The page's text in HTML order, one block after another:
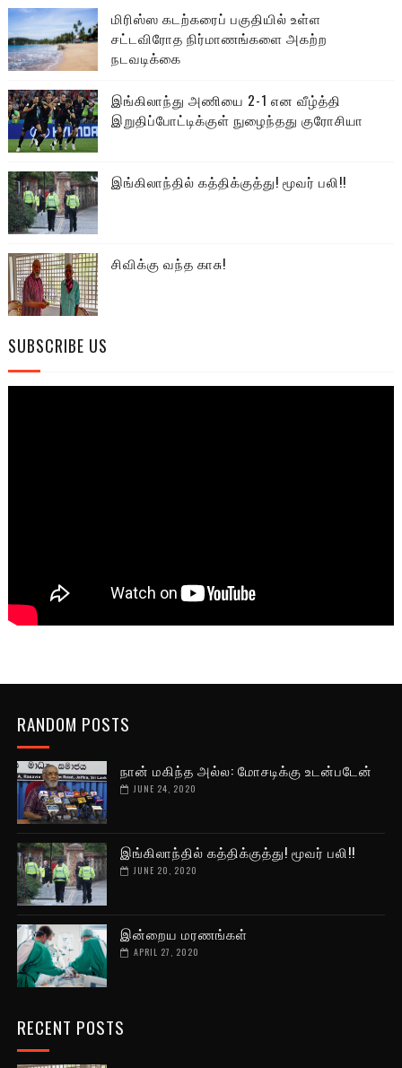
மிரிஸ்ஸ கடற்கரைப் பகுதியில் உள்ள
சட்டவிரோத நிர்மாணங்களை அகற்ற
நடவடிக்கை
இங்கிலாந்து அணியை 2-1 என வீழ்த்தி
இறுதிப்போட்டிக்குள் நுழைந்தது குரோசியா
இங்கிலாந்தில் கத்திக்குத்து! மூவர் பலி!!
சிவிக்கு வந்த காசு!
SUBSCRIBE US
RANDOM POSTS
நான் மகிந்த அல்ல: மோசடிக்கு உடன்படேன்
JUNE 24, 2020
இங்கிலாந்தில் கத்திக்குத்து! மூவர் பலி!!
JUNE 20, 2020
இன்றைய மரணங்கள்
APRIL 27, 2020
RECENT POSTS